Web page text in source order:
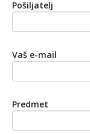
Pošiljatelj
Vaš e-mail
Predmet